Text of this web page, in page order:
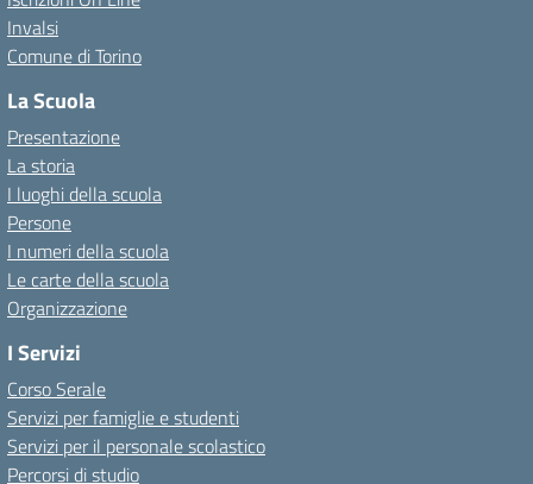
Invalsi
Comune di Torino
La Scuola
Presentazione
La storia
I luoghi della scuola
Persone
I numeri della scuola
Le carte della scuola
Organizzazione
I Servizi
Corso Serale
Servizi per famiglie e studenti
Servizi per il personale scolastico
Percorsi di studio